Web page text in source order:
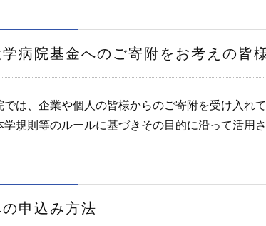
学病院基金へのご寄附をお考えの皆
では、企業や個人の皆様からのご寄附を受け入れて
規則等のルールに基づきその目的に沿って活用
申込み方法